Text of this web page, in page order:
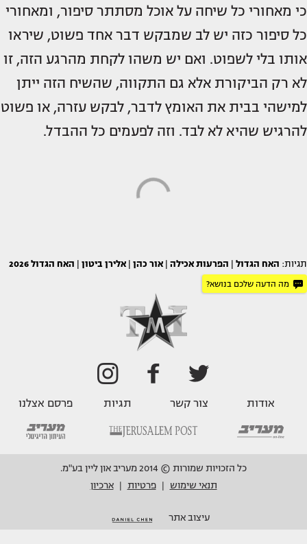
כי מאחורי כל שיחה על אוכל מסתתר סיפור, ומאחורי
כל סיפור כזה יש לב שמבקש דבר אחד פשוט, שיראו
אותו בלי לשפוט. ואם יש משהו לקחת מהרגע הזה, זו
לא רק הביקורת אלא גם התקווה, שהשיח הזה ייתן
למישהי בבית את האומץ לדבר, לבקש עזרה, או פשוט
להרגיש שהיא לא לבד. וזה לפעמים כל ההבדל.
תגיות: האח הגדול הפרעות אכילה אור כהן אלירן ביטון האח הגדול 2026
מה הדעה שלכם בנושא?
אודות צור קשר תגיות פרסם אצלנו
כל הזכויות שמורות © 2014 מעריב און ליין בע"מ.
תנאי שימוש
פרטיות ארכיון
עיצוב אתר